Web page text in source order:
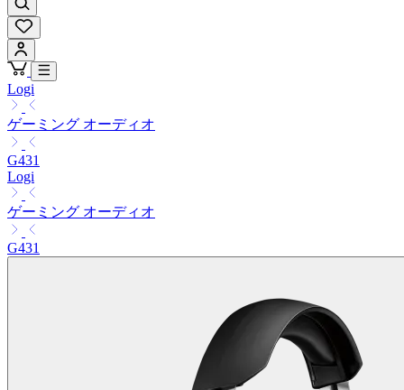
Logi
ゲーミング オーディオ
G431
Logi
ゲーミング オーディオ
G431